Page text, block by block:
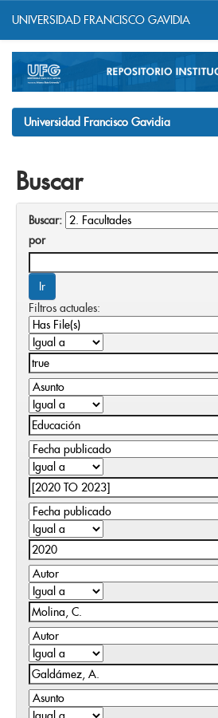
navigation
UNIVERSIDAD FRANCISCO GAVIDIA
Universidad Francisco Gavidia
Buscar
Buscar:
por
Filtros actuales: